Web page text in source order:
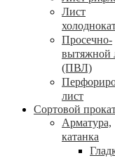
Лист
Просечно-
вытяжной
(ПВЛ)
лист
Сортовой
Арматура,
катанка